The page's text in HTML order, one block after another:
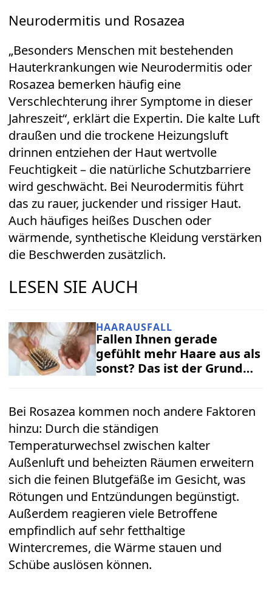
Neurodermitis und Rosazea
„Besonders Menschen mit bestehenden
Hauterkrankungen wie Neurodermitis oder
Rosazea bemerken häufig eine
Verschlechterung ihrer Symptome in dieser
Jahreszeit“, erklärt die Expertin. Die kalte Luft
draußen und die trockene Heizungsluft
drinnen entziehen der Haut wertvolle
Feuchtigkeit – die natürliche Schutzbarriere
wird geschwächt. Bei Neurodermitis führt
das zu rauer, juckender und rissiger Haut.
Auch häufiges heißes Duschen oder
wärmende, synthetische Kleidung verstärken
die Beschwerden zusätzlich.
LESEN SIE AUCH
HAARAUSFALL
Fallen Ihnen gerade
gefühlt mehr Haare aus als
sonst? Das ist der Grund
Bei Rosazea kommen noch andere Faktoren
hinzu: Durch die ständigen
Temperaturwechsel zwischen kalter
Außenluft und beheizten Räumen erweitern
sich die feinen Blutgefäße im Gesicht, was
Rötungen und Entzündungen begünstigt.
Außerdem reagieren viele Betroffene
empfindlich auf sehr fetthaltige
Wintercremes, die Wärme stauen und
Schübe auslösen können.